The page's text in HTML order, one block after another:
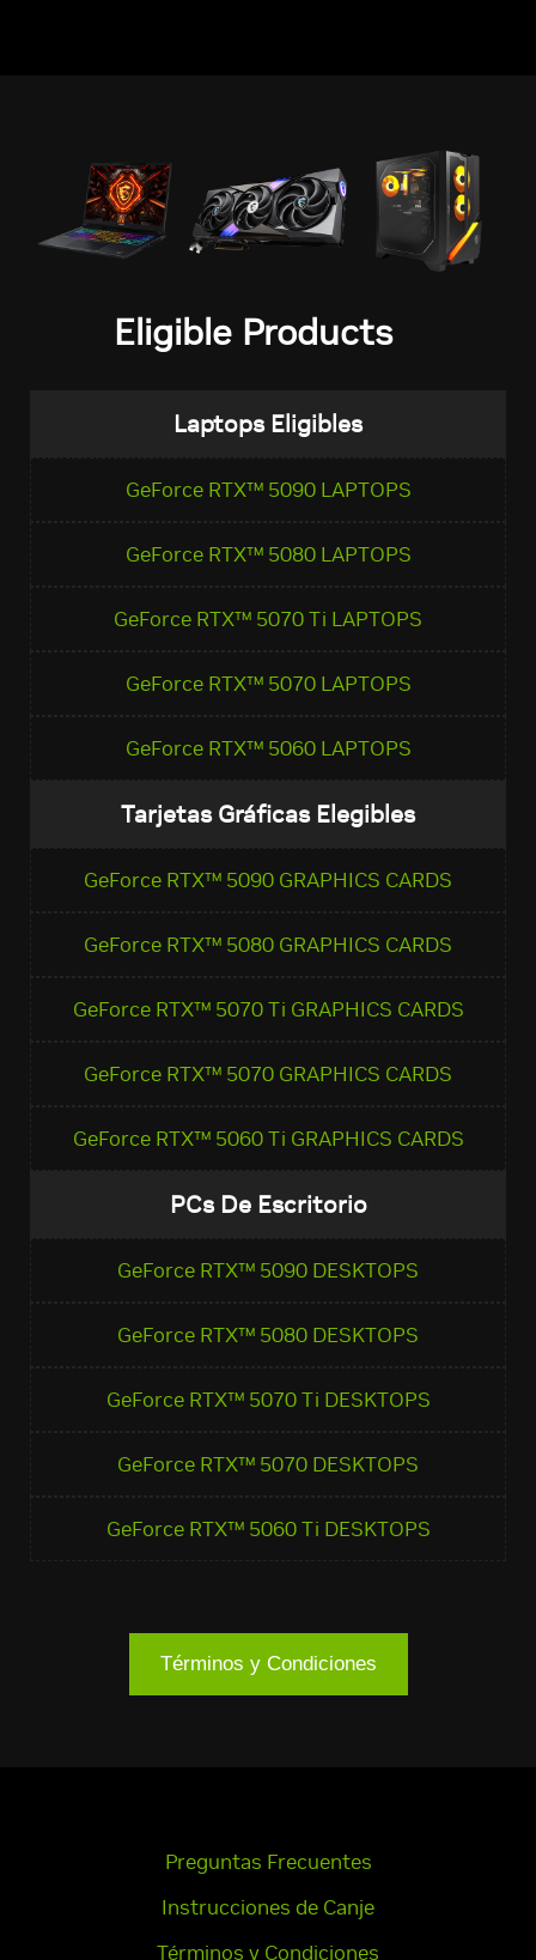
Eligible Products
Laptops Eligibles
GeForce RTX™ 5090 LAPTOPS
GeForce RTX™ 5080 LAPTOPS
GeForce RTX™ 5070 Ti LAPTOPS
GeForce RTX™ 5070 LAPTOPS
GeForce RTX™ 5060 LAPTOPS
Tarjetas Gráficas Elegibles
GeForce RTX™ 5090 GRAPHICS CARDS
GeForce RTX™ 5080 GRAPHICS CARDS
GeForce RTX™ 5070 Ti GRAPHICS CARDS
GeForce RTX™ 5070 GRAPHICS CARDS
GeForce RTX™ 5060 Ti GRAPHICS CARDS
PCs De Escritorio
GeForce RTX™ 5090 DESKTOPS
GeForce RTX™ 5080 DESKTOPS
GeForce RTX™ 5070 Ti DESKTOPS
GeForce RTX™ 5070 DESKTOPS
GeForce RTX™ 5060 Ti DESKTOPS
Términos y Condiciones
Preguntas Frecuentes
Instrucciones de Canje
Términos y Condiciones